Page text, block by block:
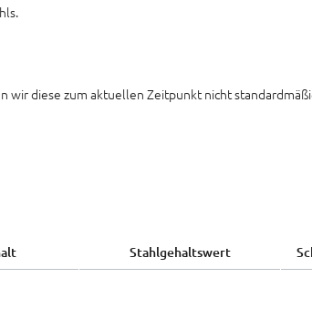
diese zum aktuellen Zeitpunkt nicht
Stahlgehaltswert